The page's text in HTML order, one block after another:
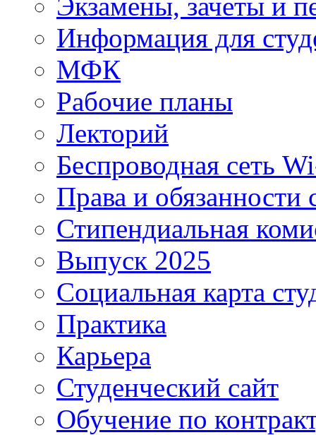
Информация для
МФК
Рабочие планы
Лекторий
Беспроводная сеть
Права и обязанности
Стипендиальная
Выпуск 2025
Социальная карта
Практика
Карьера
Студенческий сайт
Обучение по